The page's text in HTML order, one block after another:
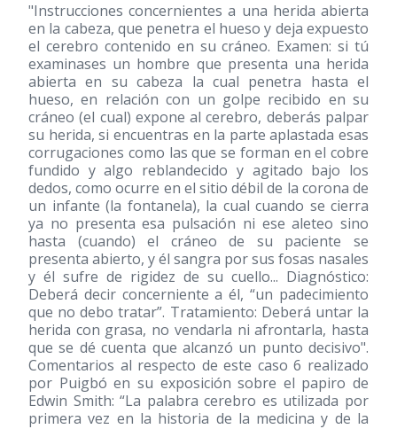
"Instrucciones concernientes a una herida abierta
en la cabeza, que penetra el hueso y deja expuesto
el cerebro contenido en su cráneo. Examen: si tú
examinases un hombre que presenta una herida
abierta en su cabeza la cual penetra hasta el
hueso, en relación con un golpe recibido en su
cráneo (el cual) expone al cerebro, deberás palpar
su herida, si encuentras en la parte aplastada esas
corrugaciones como las que se forman en el cobre
fundido y algo reblandecido y agitado bajo los
dedos, como ocurre en el sitio débil de la corona de
un infante (la fontanela), la cual cuando se cierra
ya no presenta esa pulsación ni ese aleteo sino
hasta (cuando) el cráneo de su paciente se
presenta abierto, y él sangra por sus fosas nasales
y él sufre de rigidez de su cuello... Diagnóstico:
Deberá decir concerniente a él, “un padecimiento
que no debo tratar”. Tratamiento: Deberá untar la
herida con grasa, no vendarla ni afrontarla, hasta
que se dé cuenta que alcanzó un punto decisivo".
Comentarios al respecto de este caso 6 realizado
por Puigbó en su exposición sobre el papiro de
Edwin Smith: “La palabra cerebro es utilizada por
primera vez en la historia de la medicina y de la